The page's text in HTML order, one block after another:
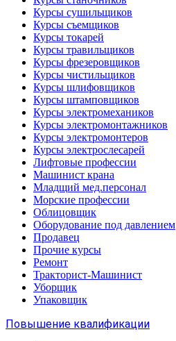
Курсы сушильщиков
Курсы съемщиков
Курсы токарей
Курсы травильщиков
Курсы фрезеровщиков
Курсы чистильщиков
Курсы шлифовщиков
Курсы штамповщиков
Курсы электромехаников
Курсы электромонтажников
Курсы электромонтеров
Курсы электрослесарей
Лифтовые профессии
Машинист крана
Младщий мед.персонал
Морские профессии
Облицовщик
Оборудование под давлением
Продавец
Прочие курсы
Ремонт
Тракторист-Машинист
Уборщик
Упаковщик
Повышение квалификации